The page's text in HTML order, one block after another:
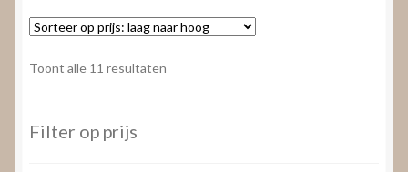
Toont alle 11 resultaten
Filter op prijs